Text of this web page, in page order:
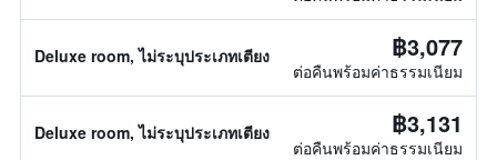
Deluxe room, ไม่ระบุประเภทเตียง ฿3,077
ต่อคืนพร้อมค่าธรรมเนียม
Deluxe room, ไม่ระบุประเภทเตียง ฿3,131
ต่อคืนพร้อมค่าธรรมเนียม